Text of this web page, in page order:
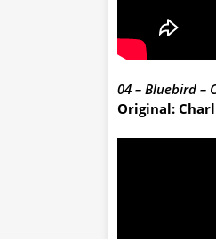
04 – Bluebird –
Original: